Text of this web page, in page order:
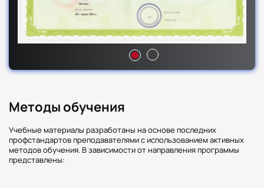
Методы обучения
Учебные материалы разработаны на основе последних
профстандартов преподавателями с использованием активных
методов обучения. В зависимости от направления программы
представлены: